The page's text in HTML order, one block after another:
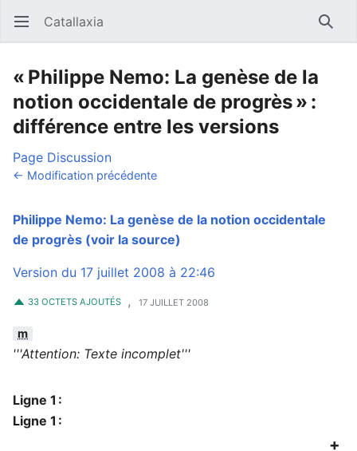
Ouvrir le menu principal Catallaxia
« Philippe Nemo: La genèse de la
notion occidentale de progrès » :
différence entre les versions
Page Discussion
← Modification précédente
Philippe Nemo: La genèse de la notion occidentale
de progrès (voir la source)
Version du 17 juillet 2008 à 22:46
33 OCTETS AJOUTÉS , 17 JUILLET 2008
m
'''Attention: Texte incomplet'''
Ligne 1 :
Ligne 1 :